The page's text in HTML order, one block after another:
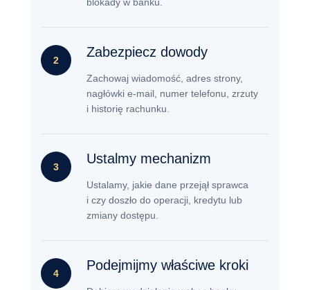
2
Zabezpiecz dowody
Zachowaj wiadomość, adres strony,
nagłówki e-mail, numer telefonu, zrzuty
i historię rachunku.
3
Ustalmy mechanizm
Ustalamy, jakie dane przejął sprawca
i czy doszło do operacji, kredytu lub
zmiany dostępu.
4
Podejmijmy właściwe kroki